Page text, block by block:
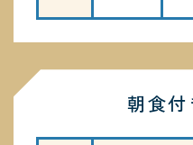
朝食